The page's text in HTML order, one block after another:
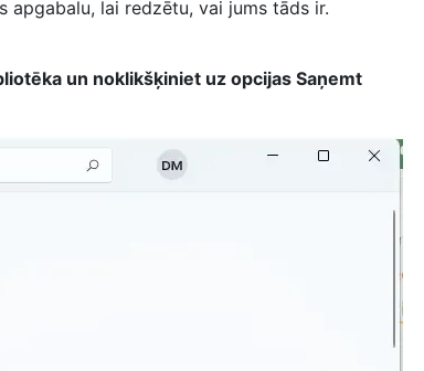
apgabalu, lai redzētu, vai jums tāds ir.
un noklikšķiniet uz opcijas Saņemt